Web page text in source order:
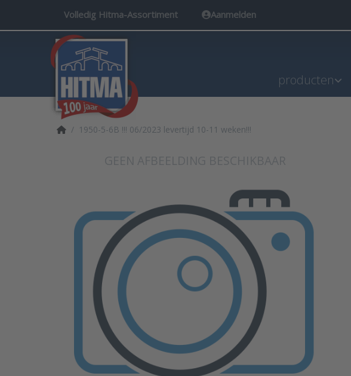
Volledig Hitma-Assortiment Aanmelden
producten
Startpagina
1950-5-6B !!! 06/2023 levertijd 10-11 weken!!!